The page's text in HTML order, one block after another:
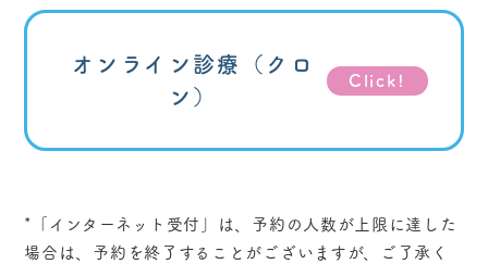
オンライン診療 （クロ
ン）
Click!
*「インターネット受付」 は、予約の人数が上限に達した
場合は、予約を終了することがございますが、ご了承く